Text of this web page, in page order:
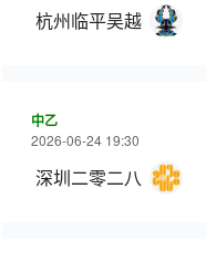
杭州临平吴越
中乙
2026-06-24 19:30
深圳二零二八